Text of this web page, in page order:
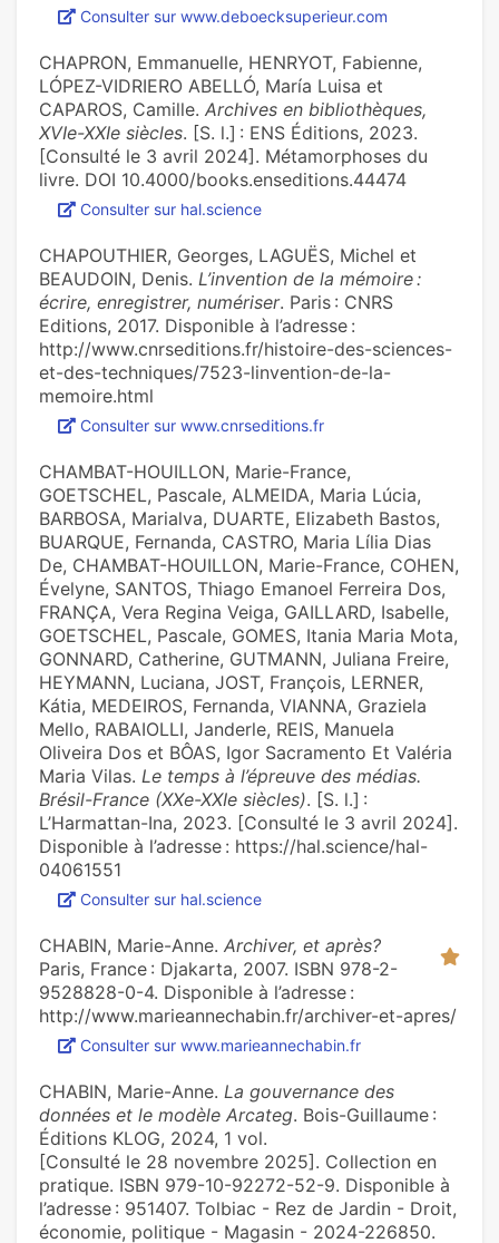
Consulter sur www.deboecksuperieur.com
CHAPRON, Emmanuelle, HENRYOT, Fabienne,
LÓPEZ-VIDRIERO ABELLÓ, María Luisa et
CAPAROS, Camille. Archives en bibliothèques,
XVIe-XXIe siècles. [S. l.] : ENS Éditions, 2023.
[Consulté le 3 avril 2024]. Métamorphoses du
livre. DOI 10.4000/books.enseditions.44474
Consulter sur hal.science
CHAPOUTHIER, Georges, LAGUËS, Michel et
BEAUDOIN, Denis. L’invention de la mémoire :
écrire, enregistrer, numériser. Paris : CNRS
Editions, 2017. Disponible à l’adresse :
http://www.cnrseditions.fr/histoire-des-sciences-
et-des-techniques/7523-linvention-de-la-
memoire.html
Consulter sur www.cnrseditions.fr
CHAMBAT-HOUILLON, Marie-France,
GOETSCHEL, Pascale, ALMEIDA, Maria Lúcia,
BARBOSA, Marialva, DUARTE, Elizabeth Bastos,
BUARQUE, Fernanda, CASTRO, Maria Lília Dias
De, CHAMBAT-HOUILLON, Marie-France, COHEN,
Évelyne, SANTOS, Thiago Emanoel Ferreira Dos,
FRANÇA, Vera Regina Veiga, GAILLARD, Isabelle,
GOETSCHEL, Pascale, GOMES, Itania Maria Mota,
GONNARD, Catherine, GUTMANN, Juliana Freire,
HEYMANN, Luciana, JOST, François, LERNER,
Kátia, MEDEIROS, Fernanda, VIANNA, Graziela
Mello, RABAIOLLI, Janderle, REIS, Manuela
Oliveira Dos et BÔAS, Igor Sacramento Et Valéria
Maria Vilas. Le temps à l’épreuve des médias.
Brésil-France (XXe-XXIe siècles). [S. l.] :
L’Harmattan-Ina, 2023. [Consulté le 3 avril 2024].
Disponible à l’adresse : https://hal.science/hal-
04061551
Consulter sur hal.science
CHABIN, Marie-Anne. Archiver, et après?
Paris, France : Djakarta, 2007. ISBN 978-2-
9528828-0-4. Disponible à l’adresse :
http://www.marieannechabin.fr/archiver-et-apres/
Consulter sur www.marieannechabin.fr
CHABIN, Marie-Anne. La gouvernance des
données et le modèle Arcateg. Bois-Guillaume :
Éditions KLOG, 2024, 1 vol.
[Consulté le 28 novembre 2025]. Collection en
pratique. ISBN 979-10-92272-52-9. Disponible à
l’adresse : 951407. Tolbiac - Rez de Jardin - Droit,
économie, politique - Magasin - 2024-226850.